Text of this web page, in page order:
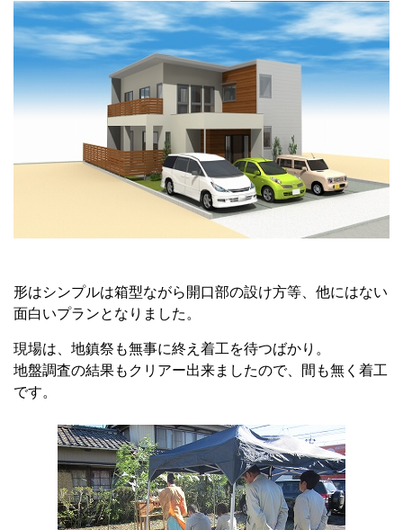
形はシンプルは箱型ながら開口部の設け方等、他にはない
面白いプランとなりました。
現場は、地鎮祭も無事に終え着工を待つばかり。
地盤調査の結果もクリアー出来ましたので、間も無く着工
です。